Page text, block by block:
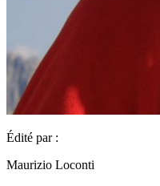
Édité par :
Maurizio Loconti